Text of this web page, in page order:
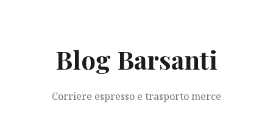
Blog Barsanti
Corriere espresso e trasporto merce